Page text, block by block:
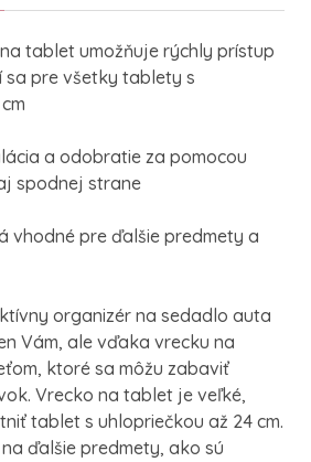
tablet umožňuje rýchly prístup
sa pre všetky tablety s
cm
a odobratie za pomocou
spodnej strane
vhodné pre ďalšie predmety a
organizér na sedadlo auta
Vám, ale vďaka vrecku na
, ktoré sa môžu zabaviť
. Vrecko na tablet je veľké,
tablet s uhlopriečkou až 24 cm.
ďalšie predmety, ako sú